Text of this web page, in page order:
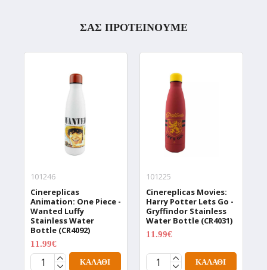
ΣΑΣ ΠΡΟΤΕΙΝΟΥΜΕ
101246
Cinereplicas
Animation: One Piece -
Wanted Luffy
Stainless Water
Bottle (CR4092)
11.99€
ΚΑΛΆΘΙ
101225
Cinereplicas Movies:
Harry Potter Lets Go -
Gryffindor Stainless
Water Bottle (CR4031)
11.99€
ΚΑΛΆΘΙ